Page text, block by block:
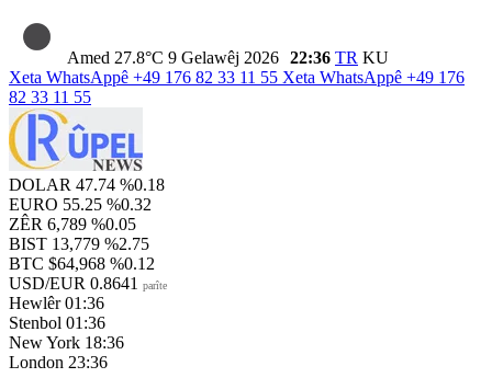
Amed 27.8°C 9 Gelawêj 2026 22:36 TR KU
Xeta WhatsAppê +49 176 82 33 11 55 Xeta WhatsAppê +49 176
82 33 11 55
DOLAR 47.74 %0.18
EURO 55.25 %0.32
ZÊR 6,789 %0.05
BIST 13,779 %2.75
BTC $64,968 %0.12
USD/EUR 0.8641 parîte
Hewlêr 01:36
Stenbol 01:36
New York 18:36
London 23:36